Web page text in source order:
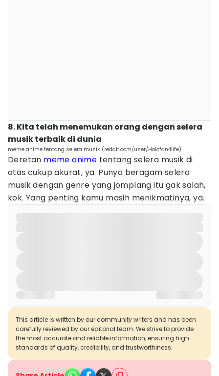
8. Kita telah menemukan orang dengan selera
musik terbaik di dunia
meme anime tentang selera musik (reddit.com/user/Holofan4life)
Deretan meme anime tentang selera musik di
atas cukup akurat, ya. Punya beragam selera
musik dengan genre yang jomplang itu gak salah,
kok. Yang penting kamu masih menikmatinya, ya.
This article is written by our community writers and has been
carefully reviewed by our editorial team. We strive to provide
the most accurate and reliable information, ensuring high
standards of quality, credibility, and trustworthiness.